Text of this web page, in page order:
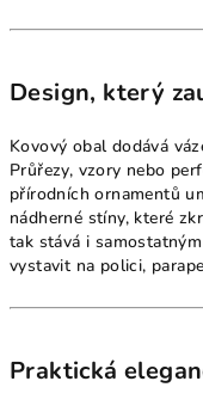
Design, který
Kovový obal dodává
Průřezy, vzory nebo
přírodních ornamentů
nádherné stíny, které
tak stává i
vystavit na polici,
Praktická